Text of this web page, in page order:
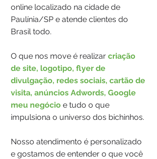
online localizado na cidade de
Paulínia/SP e atende clientes do
Brasil todo.
O que nos move é realizar criação
de site, logotipo, flyer de
divulgação, redes sociais, cartão de
visita, anúncios Adwords, Google
meu negócio e tudo o que
impulsiona o universo dos bichinhos.
Nosso atendimento é personalizado
e gostamos de entender o que você